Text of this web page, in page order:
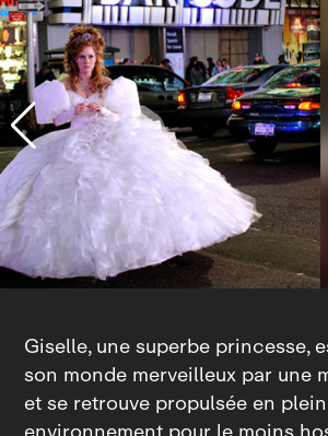
Giselle, une superbe princesse,
son monde merveilleux par une
et se retrouve propulsée en